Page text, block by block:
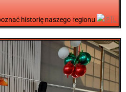
historię naszego regionu